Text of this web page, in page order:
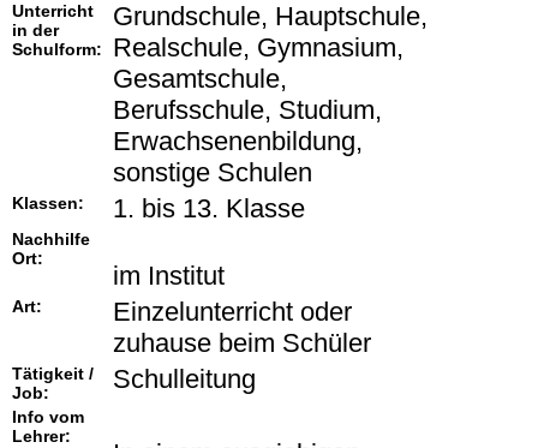
Unterricht
in der
Schulform:
Grundschule, Hauptschule,
Realschule, Gymnasium,
Gesamtschule,
Berufsschule, Studium,
Erwachsenenbildung,
sonstige Schulen
Klassen: 1. bis 13. Klasse
Nachhilfe
Ort:
im Institut
Art:
Einzelunterricht oder
zuhause beim Schüler
Tätigkeit /
Job:
Schulleitung
Info vom
Lehrer: